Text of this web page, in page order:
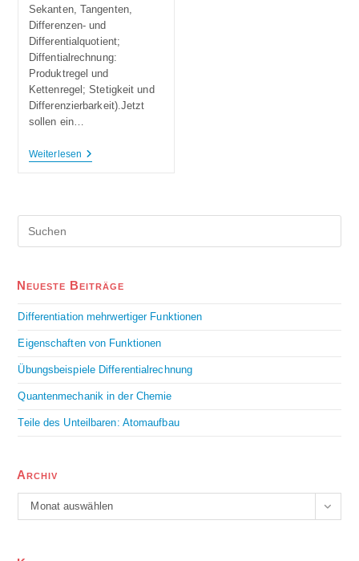
Sekanten, Tangenten,
Differenzen- und
Differentialquotient;
Diffentialrechnung:
Produktregel und
Kettenregel; Stetigkeit und
Differenzierbarkeit).Jetzt
sollen ein…
Weiterlesen
Neueste Beiträge
Differentiation mehrwertiger Funktionen
Eigenschaften von Funktionen
Übungsbeispiele Differentialrechnung
Quantenmechanik in der Chemie
Teile des Unteilbaren: Atomaufbau
Archiv
Monat auswählen